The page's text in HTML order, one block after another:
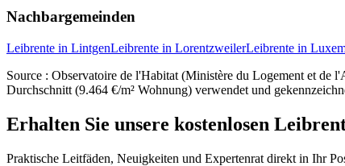
Nachbargemeinden
Leibrente in LintgenLeibrente in LorentzweilerLeibrente in
Source : Observatoire de l'Habitat (Ministère du Logement et de
Durchschnitt (9.464 €/m² Wohnung) verwendet und
Erhalten Sie unsere kostenlosen
Praktische Leitfäden, Neuigkeiten und Expertenrat direkt in Ihr